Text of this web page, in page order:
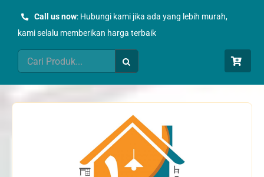
Call us now: Hubungi kami jika ada yang lebih murah,
kami selalu memberikan harga terbaik
Search
for: